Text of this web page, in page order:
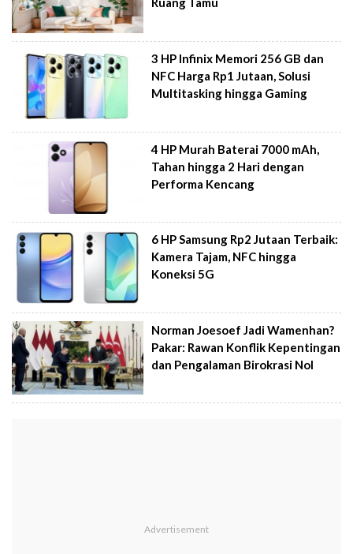
3 HP Infinix Memori 256 GB dan
NFC Harga Rp1 Jutaan, Solusi
Multitasking hingga Gaming
4 HP Murah Baterai 7000 mAh,
Tahan hingga 2 Hari dengan
Performa Kencang
6 HP Samsung Rp2 Jutaan Terbaik:
Kamera Tajam, NFC hingga
Koneksi 5G
Norman Joesoef Jadi Wamenhan?
Pakar: Rawan Konflik Kepentingan
dan Pengalaman Birokrasi Nol